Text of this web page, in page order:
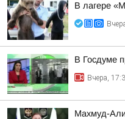
В лагере
В Госдуме
Вчера,
Махмуд-